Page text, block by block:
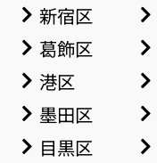
新宿区
葛飾区
港区
墨田区
目黒区